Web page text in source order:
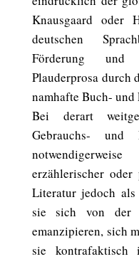
Knausgaard oder
deutschen
Förderung und
Plauderprosa durch
namhafte Buch-
Bei derart
Gebrauchs- und
erzählerischer oder
Literatur jedoch
sie sich von der
emanzipieren, sich
sie